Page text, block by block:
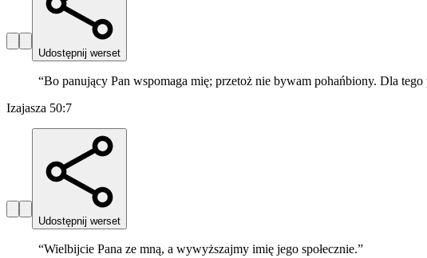
Udostępnij werset
“Bo panujący Pan wspomaga mię; przetoż nie bywam pohańbiony. Dla
Izajasza 50:7
Udostępnij werset
“Wielbijcie Pana ze mną, a wywyższajmy imię jego społecznie.”